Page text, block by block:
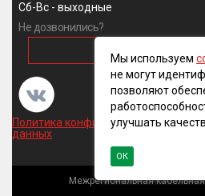
Сб-Вс - выходные
Не дозвонились?
Политика конфиденциальности и
данных
Межрегиональная
Мы используем
не могут
позволяют
улучшать
ОК